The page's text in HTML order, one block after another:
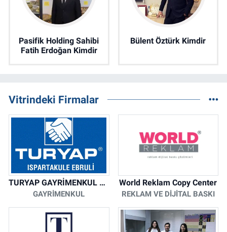
Pasifik Holding Sahibi
Fatih Erdoğan Kimdir
Bülent Öztürk Kimdir
Vitrindeki Firmalar
TURYAP GAYRİMENKUL DANIŞMANLIK HİZMETLERİ
GAYRIMENKUL
World Reklam Copy Center
REKLAM VE DIJITAL BASKI